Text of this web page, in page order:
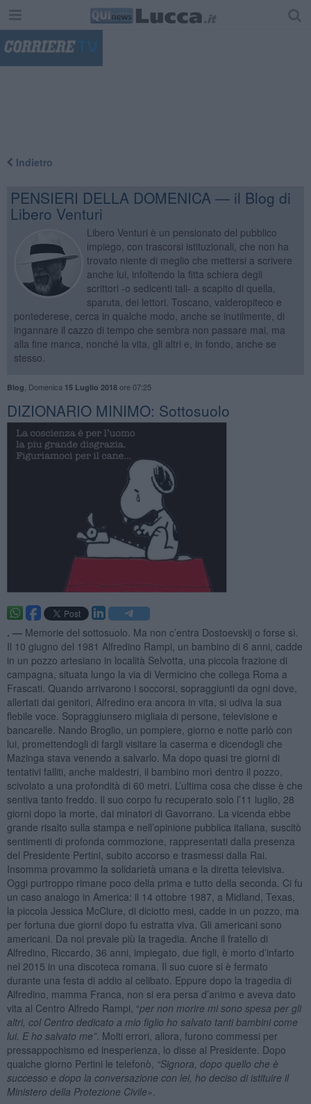
Indietro
PENSIERI DELLA DOMENICA — il Blog di
Libero Venturi
Libero Venturi è un pensionato del pubblico
impiego, con trascorsi istituzionali, che non ha
trovato niente di meglio che mettersi a scrivere
anche lui, infoltendo la fitta schiera degli
scrittori -o sedicenti tali- a scapito di quella,
sparuta, dei lettori. Toscano, valderopiteco e
pontederese, cerca in qualche modo, anche se inutilmente, di
ingannare il cazzo di tempo che sembra non passare mai, ma
alla fine manca, nonché la vita, gli altri e, in fondo, anche se
stesso.
Blog Domenica 15 Luglio 2018ore 07:25
DIZIONARIO MINIMO: Sottosuolo
. — Memorie del sottosuolo. Ma non c’entra Dostoevskij o forse sì.
Il 10 giugno del 1981 Alfredino Rampi, un bambino di 6 anni, cadde
in un pozzo artesiano in località Selvotta, una piccola frazione di
campagna, situata lungo la via di Vermicino che collega Roma a
Frascati. Quando arrivarono i soccorsi, sopraggiunti da ogni dove,
allertati dai genitori, Alfredino era ancora in vita, si udiva la sua
flebile voce. Sopraggiunsero migliaia di persone, televisione e
bancarelle. Nando Broglio, un pompiere, giorno e notte parlò con
lui, promettendogli di fargli visitare la caserma e dicendogli che
Mazinga stava venendo a salvarlo. Ma dopo quasi tre giorni di
tentativi falliti, anche maldestri, il bambino morì dentro il pozzo,
scivolato a una profondità di 60 metri. L’ultima cosa che disse è che
sentiva tanto freddo. Il suo corpo fu recuperato solo l’11 luglio, 28
giorni dopo la morte, dai minatori di Gavorrano. La vicenda ebbe
grande risalto sulla stampa e nell’opinione pubblica italiana, suscitò
sentimenti di profonda commozione, rappresentati dalla presenza
del Presidente Pertini, subito accorso e trasmessi dalla Rai.
Insomma provammo la solidarietà umana e la diretta televisiva.
Oggi purtroppo rimane poco della prima e tutto della seconda. Ci fu
un caso analogo in America: il 14 ottobre 1987, a Midland, Texas,
la piccola Jessica McClure, di diciotto mesi, cadde in un pozzo, ma
per fortuna due giorni dopo fu estratta viva. Gli americani sono
americani. Da noi prevale più la tragedia. Anche il fratello di
Alfredino, Riccardo, 36 anni, impiegato, due figli, è morto d’infarto
nel 2015 in una discoteca romana. Il suo cuore si è fermato
durante una festa di addio al celibato. Eppure dopo la tragedia di
Alfredino, mamma Franca, non si era persa d’animo e aveva dato
vita al Centro Alfredo Rampi, “per non morire mi sono spesa per gli
altri, col Centro dedicato a mio figlio ho salvato tanti bambini come
lui. E ho salvato me”. Molti errori, allora, furono commessi per
pressappochismo ed inesperienza, lo disse al Presidente. Dopo
qualche giorno Pertini le telefonò, “Signora, dopo quello che è
successo e dopo la conversazione con lei, ho deciso di istituire il
Ministero della Protezione Civile»